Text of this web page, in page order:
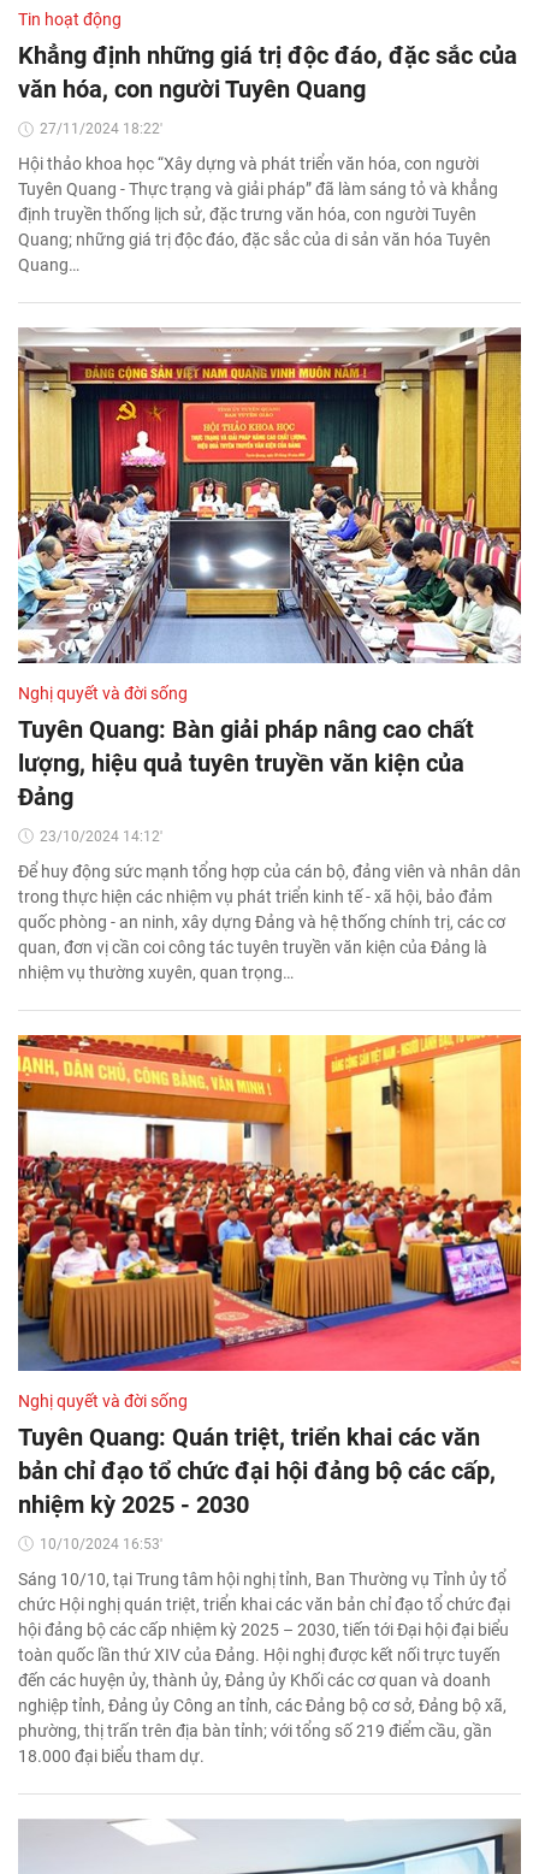
Tin hoạt động
Khẳng định những giá trị độc đáo, đặc sắc của
văn hóa, con người Tuyên Quang
27/11/2024 18:22'
Hội thảo khoa học “Xây dựng và phát triển văn hóa, con người
Tuyên Quang - Thực trạng và giải pháp” đã làm sáng tỏ và khẳng
định truyền thống lịch sử, đặc trưng văn hóa, con người Tuyên
Quang; những giá trị độc đáo, đặc sắc của di sản văn hóa Tuyên
Quang…
Nghị quyết và đời sống
Tuyên Quang: Bàn giải pháp nâng cao chất
lượng, hiệu quả tuyên truyền văn kiện của
Đảng
23/10/2024 14:12'
Để huy động sức mạnh tổng hợp của cán bộ, đảng viên và nhân dân
trong thực hiện các nhiệm vụ phát triển kinh tế - xã hội, bảo đảm
quốc phòng - an ninh, xây dựng Đảng và hệ thống chính trị, các cơ
quan, đơn vị cần coi công tác tuyên truyền văn kiện của Đảng là
nhiệm vụ thường xuyên, quan trọng…
Nghị quyết và đời sống
Tuyên Quang: Quán triệt, triển khai các văn
bản chỉ đạo tổ chức đại hội đảng bộ các cấp,
nhiệm kỳ 2025 - 2030
10/10/2024 16:53'
Sáng 10/10, tại Trung tâm hội nghị tỉnh, Ban Thường vụ Tỉnh ủy tổ
chức Hội nghị quán triệt, triển khai các văn bản chỉ đạo tổ chức đại
hội đảng bộ các cấp nhiệm kỳ 2025 – 2030, tiến tới Đại hội đại biểu
toàn quốc lần thứ XIV của Đảng. Hội nghị được kết nối trực tuyến
đến các huyện ủy, thành ủy, Đảng ủy Khối các cơ quan và doanh
nghiệp tỉnh, Đảng ủy Công an tỉnh, các Đảng bộ cơ sở, Đảng bộ xã,
phường, thị trấn trên địa bàn tỉnh; với tổng số 219 điểm cầu, gần
18.000 đại biểu tham dự.